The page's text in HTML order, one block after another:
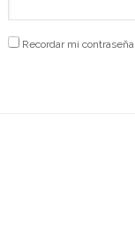
Recordar mi contraseña